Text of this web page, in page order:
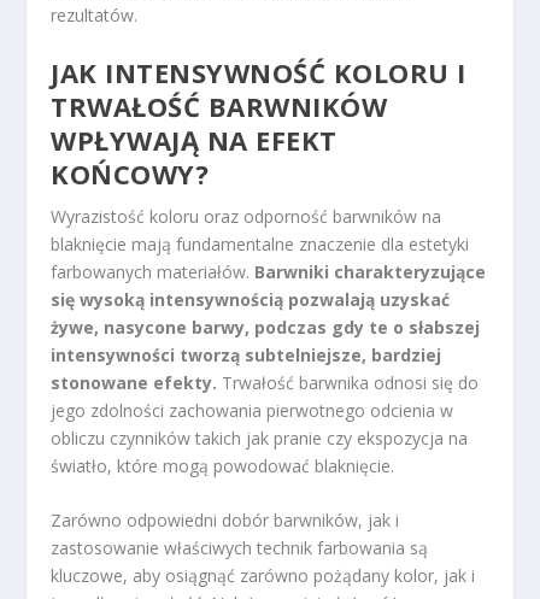
rezultatów.
JAK INTENSYWNOŚĆ KOLORU I
TRWAŁOŚĆ BARWNIKÓW
WPŁYWAJĄ NA EFEKT
KOŃCOWY?
Wyrazistość koloru oraz odporność barwników na
blaknięcie mają fundamentalne znaczenie dla estetyki
farbowanych materiałów. Barwniki charakteryzujące
się wysoką intensywnością pozwalają uzyskać
żywe, nasycone barwy, podczas gdy te o słabszej
intensywności tworzą subtelniejsze, bardziej
stonowane efekty. Trwałość barwnika odnosi się do
jego zdolności zachowania pierwotnego odcienia w
obliczu czynników takich jak pranie czy ekspozycja na
światło, które mogą powodować blaknięcie.
Zarówno odpowiedni dobór barwników, jak i
zastosowanie właściwych technik farbowania są
kluczowe, aby osiągnąć zarówno pożądany kolor, jak i